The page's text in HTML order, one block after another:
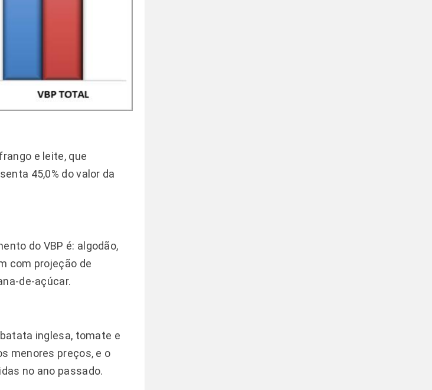
e leite, que
45,0% do valor da
do VBP é: algodão,
com projeção de
de-açúcar.
inglesa, tomate e
menores preços, e o
no ano passado.